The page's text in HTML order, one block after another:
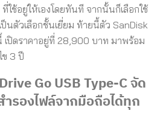
ใช้อยู่ให้เองโดยทันที จากนั้นก็เลือกใช้
ป็นตัวเลือกชั้นเยี่ยม ท้ายนี้ตัว SanDisk
เปิดราคาอยู่ที่ 28,900 บาท มาพร้อม
ข 3 ปี
Go USB Type-C จัด
ำรองไฟล์จากมือถือได้ทุก